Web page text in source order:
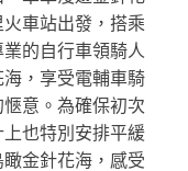
車站出發，搭乘
的自行車領騎人
，享受電輔車騎
意。為確保初次
也特別安排平緩
金針花海，感受